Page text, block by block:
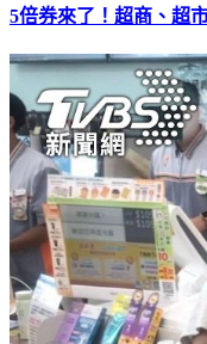
5倍券來了！超商、超